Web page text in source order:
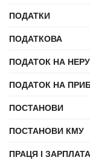
ПОДАТКИ
ПОДАТКОВА
ПОДАТОК НА
ПОДАТОК НА
ПОСТАНОВИ
ПОСТАНОВИ КМУ
ПРАЦЯ І ЗАРПЛАТА